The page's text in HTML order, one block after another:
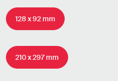
128 x 92 mm
210 x 297 mm